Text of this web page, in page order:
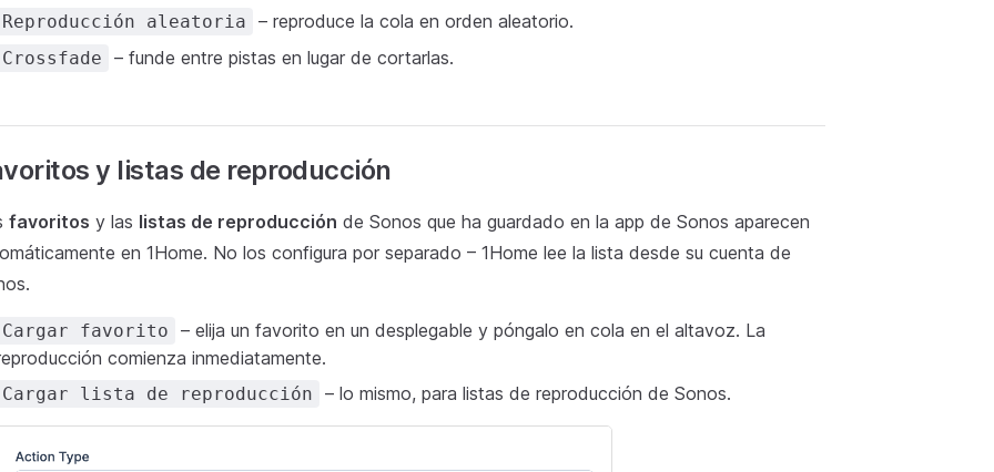
Reproducción aleatoria – reproduce la cola en orden aleatorio.
Crossfade – funde entre pistas en lugar de cortarlas.
y listas de reproducción
favoritos y las listas de reproducción de Sonos que ha guardado en la app de Sonos aparecen
en 1Home. No los configura por separado – 1Home lee la lista desde su cuenta de
Cargar favorito
– elija un favorito en un desplegable y póngalo en cola en el altavoz. La
comienza inmediatamente.
Cargar lista de reproducción – lo mismo, para listas de reproducción de Sonos.